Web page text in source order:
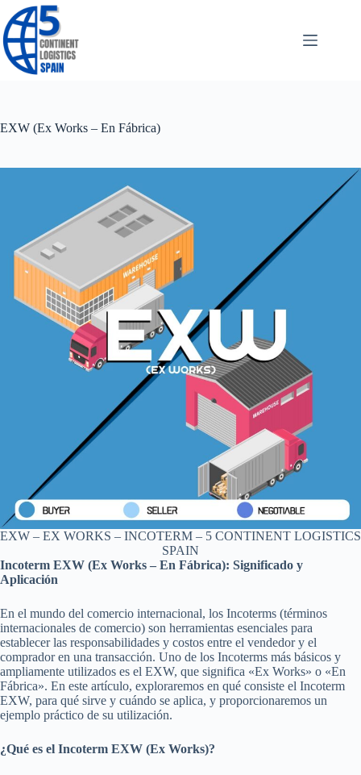
Saltar
al
contenido
EXW (Ex Works – En Fábrica)
EXW – EX WORKS – INCOTERM – 5 CONTINENT LOGISTICS
SPAIN
Incoterm EXW (Ex Works – En Fábrica): Significado y
Aplicación
En el mundo del comercio internacional, los Incoterms (términos
internacionales de comercio) son herramientas esenciales para
establecer las responsabilidades y costos entre el vendedor y el
comprador en una transacción. Uno de los Incoterms más básicos y
ampliamente utilizados es el EXW, que significa «Ex Works» o «En
Fábrica». En este artículo, exploraremos en qué consiste el Incoterm
EXW, para qué sirve y cuándo se aplica, y proporcionaremos un
ejemplo práctico de su utilización.
¿Qué es el Incoterm EXW (Ex Works)?